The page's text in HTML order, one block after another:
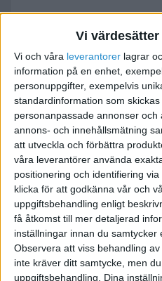
Vi
Vi och våra leverantorer lagrar
information på en enhet,
personuppgifter, exempelvis
standardinformation som
personanpassade annonser och
annons- och innehållsmätning
att utveckla och förbättra
våra leverantörer använda
positionering och identifiering
klicka för att godkänna vår och
uppgiftsbehandling enligt
få åtkomst till mer detaljerad
inställningar innan du samtycker
Observera att viss behandling
inte kräver ditt samtycke, men
uppgiftsbehandling. Dina
Kostnader för
2010-09-23 14:52
Vad får man för
anställda? Rör det sig om
arbetsgivaravgifter?
krjh